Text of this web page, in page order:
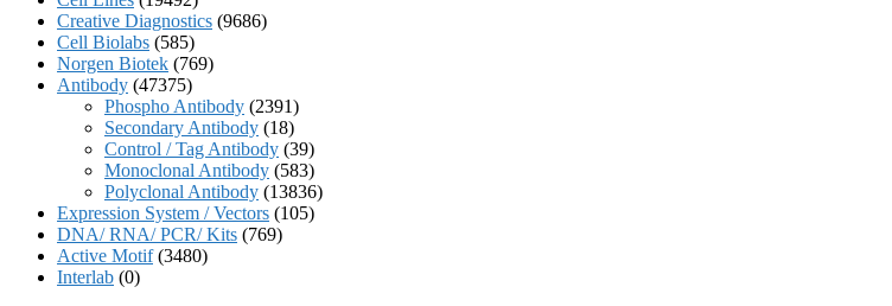
Creative Diagnostics (9686)
Cell Biolabs (585)
Norgen Biotek (769)
Antibody (47375)
Phospho Antibody (2391)
Secondary Antibody (18)
Control / Tag Antibody (39)
Monoclonal Antibody (583)
Polyclonal Antibody (13836)
Expression System / Vectors (105)
DNA/ RNA/ PCR/ Kits (769)
Active Motif (3480)
Interlab (0)